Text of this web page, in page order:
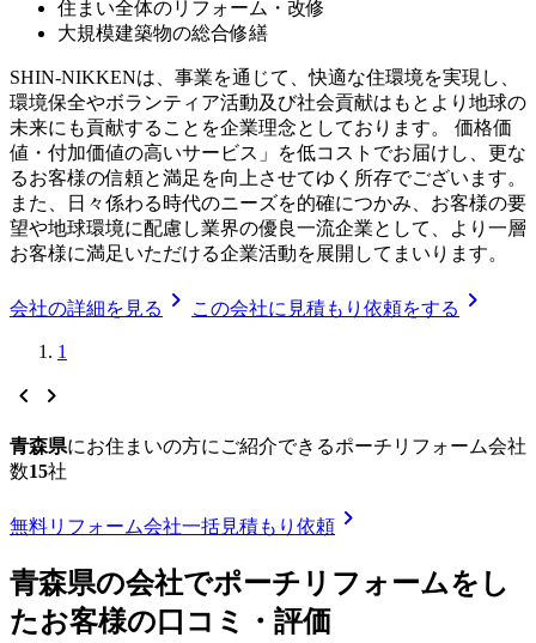
住まい全体のリフォーム・改修
大規模建築物の総合修繕
SHIN-NIKKENは、事業を通じて、快適な住環境を実現し、
環境保全やボランティア活動及び社会貢献はもとより地球の
未来にも貢献することを企業理念としております。 価格価
値・付加価値の高いサービス」を低コストでお届けし、更な
るお客様の信頼と満足を向上させてゆく所存でございます。
また、日々係わる時代のニーズを的確につかみ、お客様の要
望や地球環境に配慮し業界の優良一流企業として、より一層
お客様に満足いただける企業活動を展開してまいります。
会社の詳細を見る chevron_right この会社に見積もり依頼をする chevron_right
1
chevron_left chevron_right
青森県にお住まいの方にご紹介できるポーチリフォーム会社
数15社
無料リフォーム会社一括見積もり依頼 chevron_right
青森県の会社でポーチリフォームをし
たお客様の口コミ・評価